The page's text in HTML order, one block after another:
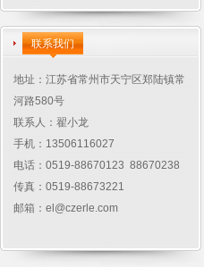
联系我们
地址：江苏省常州市天宁区郑陆镇常
河路580号
联系人：翟小龙
手机：13506116027
电话：0519-88670123 88670238
传真：0519-88673221
邮箱： el@czerle.com